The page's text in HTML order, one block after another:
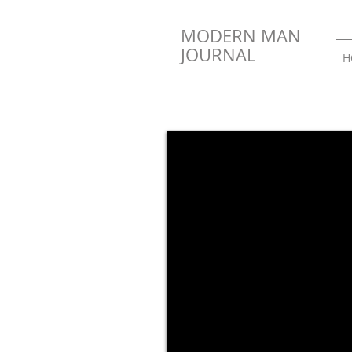
MODERN MAN
JOURNAL